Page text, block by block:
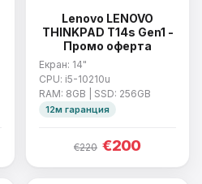
Lenovo LENOVO
THINKPAD T14s Gen1 -
Промо оферта
Екран: 14"
CPU: i5-10210u
RAM: 8GB | SSD: 256GB
12м гаранция
€220 €200